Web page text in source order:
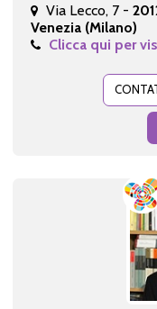
Via Lecco, 7 -
Venezia (Milano)
Clicca qui per